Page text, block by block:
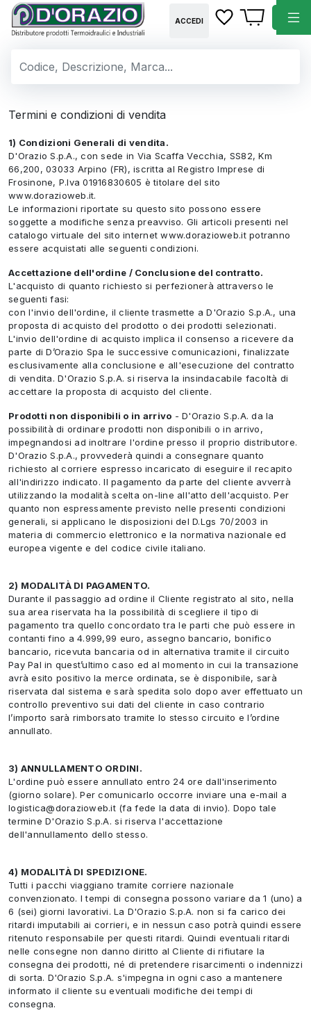
ACCEDI
Termini e condizioni di vendita
1) Condizioni Generali di vendita.
D'Orazio S.p.A., con sede in Via Scaffa Vecchia, SS82, Km
66,200, 03033 Arpino (FR), iscritta al Registro Imprese di
Frosinone, P.Iva 01916830605 è titolare del sito
www.dorazioweb.it.
Le informazioni riportate su questo sito possono essere
soggette a modifiche senza preavviso. Gli articoli presenti nel
catalogo virtuale del sito internet www.dorazioweb.it potranno
essere acquistati alle seguenti condizioni.
Accettazione dell'ordine / Conclusione del contratto.
L'acquisto di quanto richiesto si perfezionerà attraverso le
seguenti fasi:
con l'invio dell'ordine, il cliente trasmette a D'Orazio S.p.A., una
proposta di acquisto del prodotto o dei prodotti selezionati.
L'invio dell'ordine di acquisto implica il consenso a ricevere da
parte di D’Orazio Spa le successive comunicazioni, finalizzate
esclusivamente alla conclusione e all'esecuzione del contratto
di vendita. D'Orazio S.p.A. si riserva la insindacabile facoltà di
accettare la proposta di acquisto del cliente.
Prodotti non disponibili o in arrivo - D'Orazio S.p.A. da la
possibilità di ordinare prodotti non disponibili o in arrivo,
impegnandosi ad inoltrare l'ordine presso il proprio distributore.
D'Orazio S.p.A., provvederà quindi a consegnare quanto
richiesto al corriere espresso incaricato di eseguire il recapito
all'indirizzo indicato. Il pagamento da parte del cliente avverrà
utilizzando la modalità scelta on-line all'atto dell'acquisto. Per
quanto non espressamente previsto nelle presenti condizioni
generali, si applicano le disposizioni del D.Lgs 70/2003 in
materia di commercio elettronico e la normativa nazionale ed
europea vigente e del codice civile italiano.
2) MODALITÀ DI PAGAMENTO.
Durante il passaggio ad ordine il Cliente registrato al sito, nella
sua area riservata ha la possibilità di scegliere il tipo di
pagamento tra quello concordato tra le parti che può essere in
contanti fino a 4.999,99 euro, assegno bancario, bonifico
bancario, ricevuta bancaria od in alternativa tramite il circuito
Pay Pal in quest’ultimo caso ed al momento in cui la transazione
avrà esito positivo la merce ordinata, se è disponibile, sarà
riservata dal sistema e sarà spedita solo dopo aver effettuato un
controllo preventivo sui dati del cliente in caso contrario
l’importo sarà rimborsato tramite lo stesso circuito e l’ordine
annullato.
3) ANNULLAMENTO ORDINI.
L'ordine può essere annullato entro 24 ore dall'inserimento
(giorno solare). Per comunicarlo occorre inviare una e-mail a
logistica@dorazioweb.it (fa fede la data di invio). Dopo tale
termine D'Orazio S.p.A. si riserva l'accettazione
dell'annullamento dello stesso.
4) MODALITÀ DI SPEDIZIONE.
Tutti i pacchi viaggiano tramite corriere nazionale
convenzionato. I tempi di consegna possono variare da 1 (uno) a
6 (sei) giorni lavorativi. La D'Orazio S.p.A. non si fa carico dei
ritardi imputabili ai corrieri, e in nessun caso potrà quindi essere
ritenuto responsabile per questi ritardi. Quindi eventuali ritardi
nelle consegne non danno diritto al Cliente di rifiutare la
consegna dei prodotti, né di pretendere risarcimenti o indennizzi
di sorta. D'Orazio S.p.A. s'impegna in ogni caso a mantenere
informato il cliente su eventuali modifiche dei tempi di
consegna.